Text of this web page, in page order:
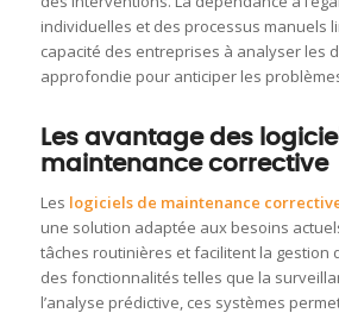
individuelles et des processus manuels
capacité des entreprises à analyser les
approfondie pour anticiper les
Les avantage des
maintenance corrective
Les logiciels de maintenance
une solution adaptée aux besoins
tâches routinières et facilitent la gestion
des fonctionnalités telles que la
l’analyse prédictive, ces systèmes